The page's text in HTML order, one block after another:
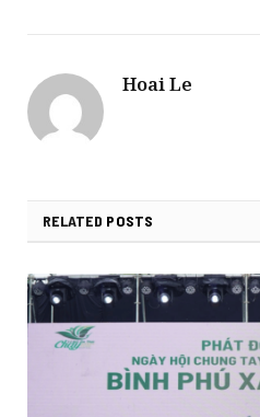
Hoai Le
RELATED POSTS